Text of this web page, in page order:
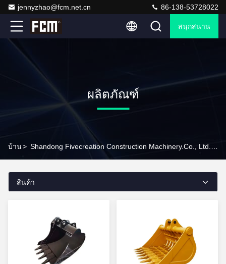
jennyzhao@fcm.net.cn 86-138-53728022
สนุกสนาน
ผลิตภัณฑ์
บ้าน>
สินค้า